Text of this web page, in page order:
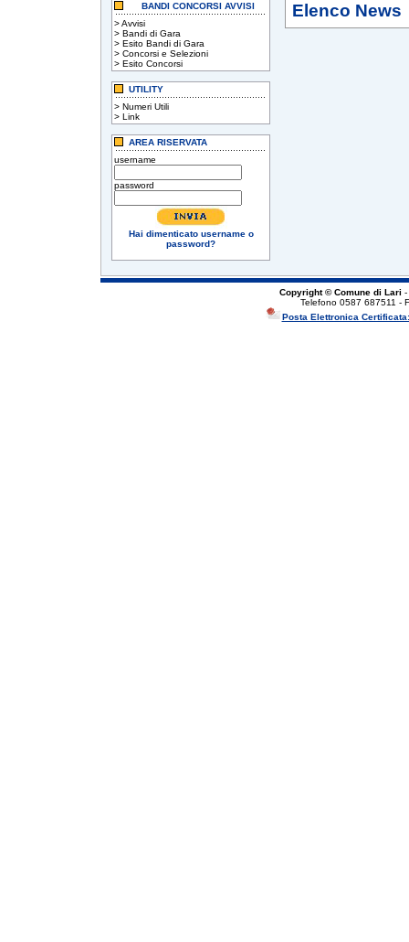
BANDI CONCORSI AVVISI
>Avvisi
> Bandi di Gara
> Esito Bandi di Gara
> Concorsi e Selezioni
> Esito Concorsi
UTILITY
> Numeri Utili
> Link
AREA RISERVATA
username
password
Hai dimenticato username o
password?
Elenco News
Copyright © Comune di Lari -
Telefono 0587 687511 -
Posta Elettronica Certificata: